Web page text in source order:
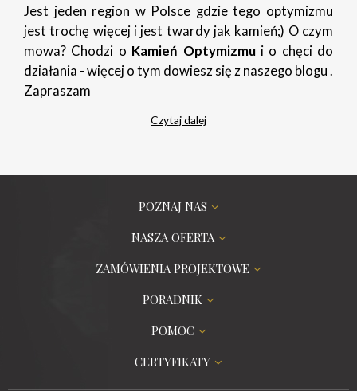
Jest jeden region w Polsce gdzie tego optymizmu
jest trochę więcej i jest twardy jak kamień;) O czym
mowa? Chodzi o Kamień Optymizmui o chęci do
działania - więcej o tym dowiesz się z naszego blogu .
Zapraszam
Czytaj dalej
POZNAJ NAS
NASZA OFERTA
ZAMÓWIENIA PROJEKTOWE
PORADNIK
POMOC
CERTYFIKATY